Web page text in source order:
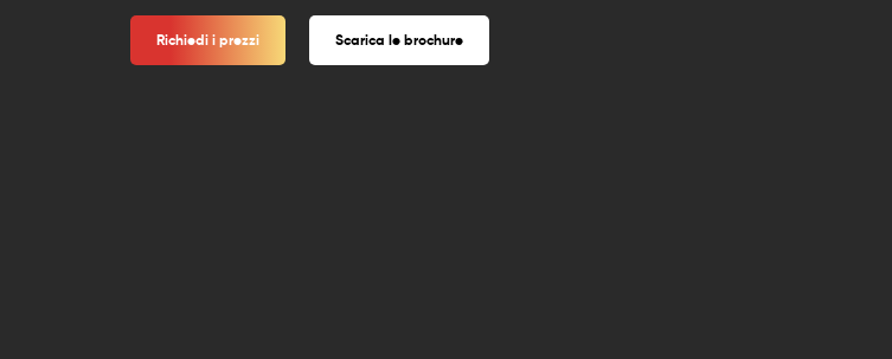
Richiedi i prezzi Scarica le brochure